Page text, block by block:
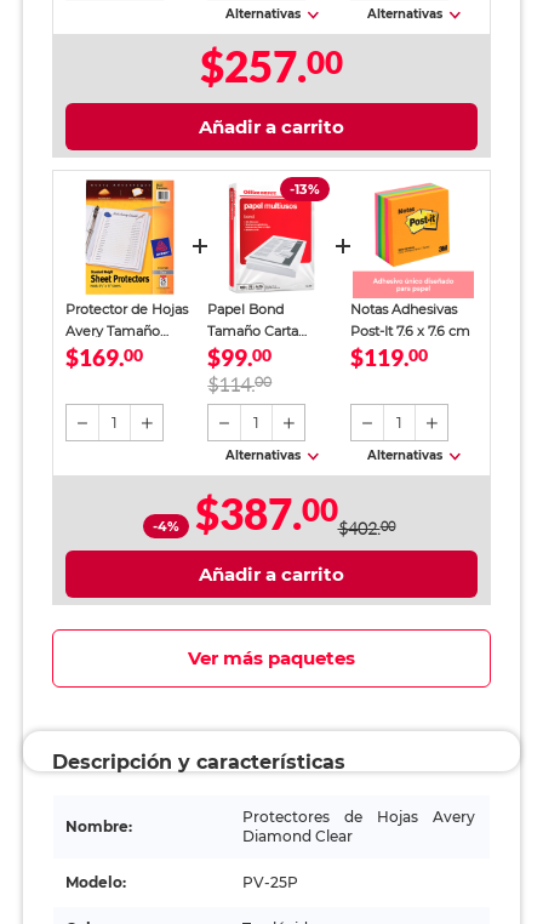
Alternativas Alternativas
$257.00
Añadir a carrito
Protector de Hojas
Avery Tamaño
Carta Uso Pesado
$169.00
1
-13%
Papel Bond
Tamaño Carta
Office Depot
Blanco 500 hojas
$99.00
$114.00
1
Alternativas
Notas Adhesivas
Post-It 7.6 x 7.6 cm
$119.00
1
Alternativas
-4% $387.00$402.00
Añadir a carrito
Ver más paquetes
Descripción y características
Nombre:
Protectores de Hojas Avery
Diamond Clear
Modelo: PV-25P